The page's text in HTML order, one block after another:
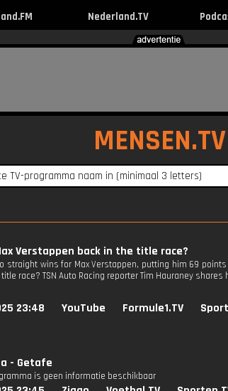
Nederland.TV
MENSEN.TV
Verstappen back in the title race?
straight wins for Max Verstappen, putting him 69
race? TSN Auto Racing reporter Tim Hauraney
23:48 YouTube Formule1.TV
- Getafe
is geen informatie beschikbaar